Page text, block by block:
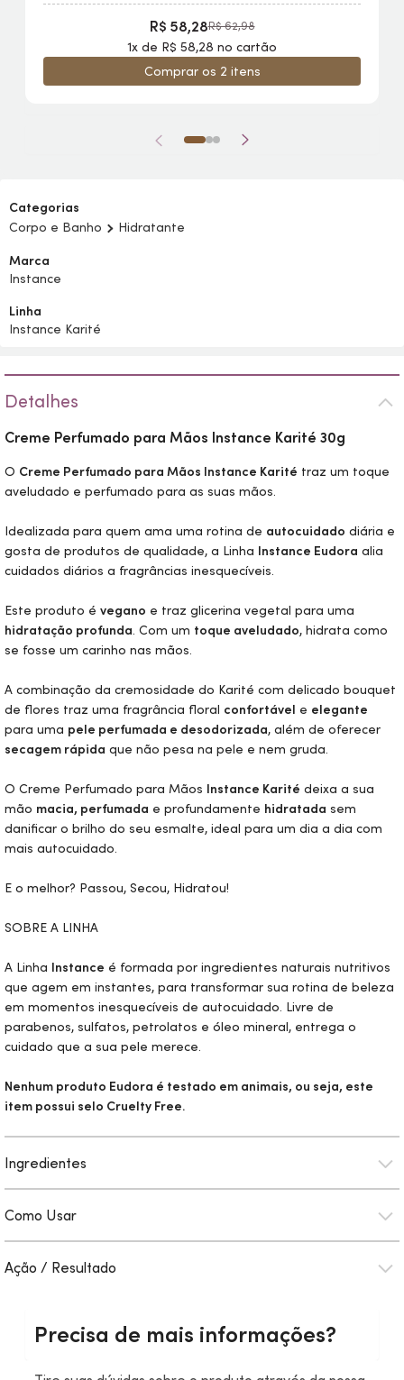
R$ 62,98
R$ 58,28
1x de R$ 58,28 no cartão
Comprar os 2 itens
Categorias
Corpo e Banho
Hidratante
Marca
Instance
Linha
Instance Karité
Detalhes
Creme Perfumado para Mãos Instance Karité 30g
O Creme Perfumado para Mãos Instance Karité traz um toque
aveludado e perfumado para as suas mãos.
Idealizada para quem ama uma rotina de autocuidado diária e
gosta de produtos de qualidade, a Linha Instance Eudora alia
cuidados diários a fragrâncias inesquecíveis.
Este produto é vegano e traz glicerina vegetal para uma
hidratação profunda. Com um toque aveludado, hidrata como
se fosse um carinho nas mãos.
A combinação da cremosidade do Karité com delicado bouquet
de flores traz uma fragrância floral confortável e elegante
para uma pele perfumada e desodorizada, além de oferecer
secagem rápida que não pesa na pele e nem gruda.
O Creme Perfumado para Mãos Instance Karité deixa a sua
mão macia, perfumada e profundamente hidratada sem
danificar o brilho do seu esmalte, ideal para um dia a dia com
mais autocuidado.
E o melhor? Passou, Secou, Hidratou!
SOBRE A LINHA
A Linha Instance é formada por ingredientes naturais nutritivos
que agem em instantes, para transformar sua rotina de beleza
em momentos inesquecíveis de autocuidado. Livre de
parabenos, sulfatos, petrolatos e óleo mineral, entrega o
cuidado que a sua pele merece.
Nenhum produto Eudora é testado em animais, ou seja, este
item possui selo Cruelty Free.
Ingredientes
Como Usar
Ação / Resultado
Precisa de mais informações?